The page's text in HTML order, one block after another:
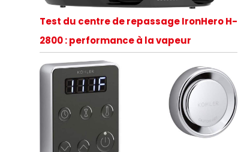
Test du centre de repassage IronHero H-
2800 : performance à la vapeur